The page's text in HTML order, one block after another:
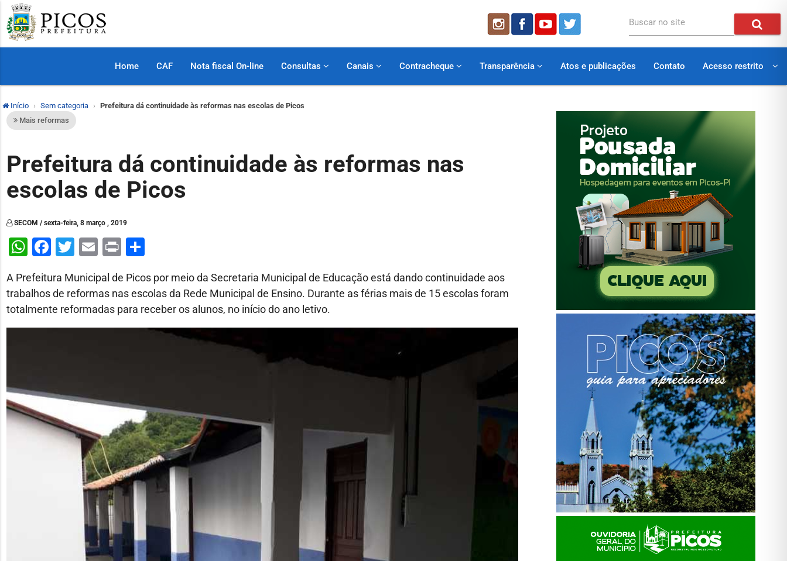
Buscar no site
Home CAF Nota fiscal On-line Consultas Canais Contracheque Transparência Atos e publicações Contato Acesso restrito
Início Sem categoria
Prefeitura dá continuidade às reformas nas escolas de Picos
Mais reformas
Prefeitura dá continuidade às reformas nas
escolas de Picos
SECOM / sexta-feira, 8 março , 2019
WhatsApp
Facebook
Twitter
Email
Print
A Prefeitura Municipal de Picos por meio da Secretaria Municipal de Educação está dando continuidade aos
trabalhos de reformas nas escolas da Rede Municipal de Ensino. Durante as férias mais de 15 escolas foram
totalmente reformadas para receber os alunos, no início do ano letivo.